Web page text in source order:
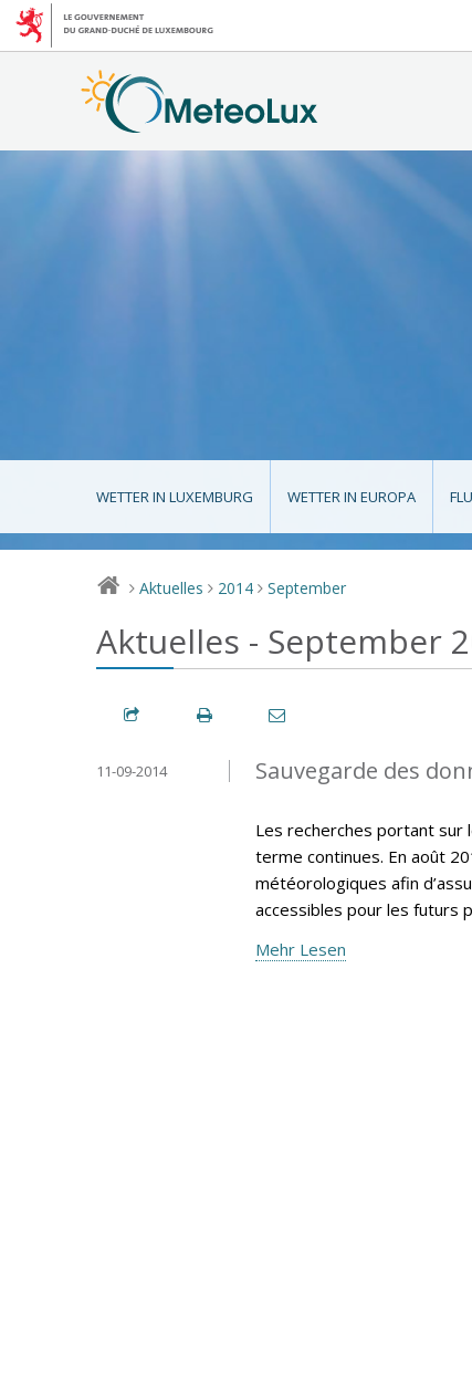
WETTER IN LUXEMBURG WETTER IN EUROPA
> Aktuelles > 2014 > September
Aktuelles - September
Sauvegarde des
11-09-2014
Les recherches portant sur
terme continues. En août
météorologiques afin
accessibles pour les futurs
Mehr Lesen